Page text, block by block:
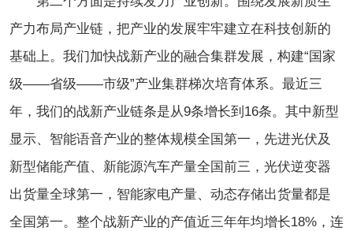
产力布局产业链，把产业的发展牢牢建立在科技创新的
基础上。我们加快战新产业的融合集群发展，构建“国家
级——省级——市级”产业集群梯次培育体系。最近三
年，我们的战新产业链条是从9条增长到16条。其中新型
显示、智能语音产业的整体规模全国第一，先进光伏及
新型储能产值、新能源汽车产量全国前三，光伏逆变器
出货量全球第一，智能家电产量、动态存储出货量都是
全国第一。整个战新产业的产值近三年年均增长18%，连